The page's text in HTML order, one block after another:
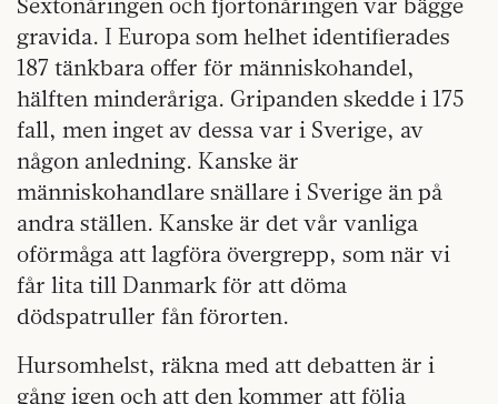
gravida. I Europa som helhet identifierades
187 tänkbara offer för människohandel,
hälften minderåriga. Gripanden skedde i 175
fall, men inget av dessa var i Sverige, av
någon anledning. Kanske är
människohandlare snällare i Sverige än på
andra ställen. Kanske är det vår vanliga
oförmåga att lagföra övergrepp, som när vi
får lita till Danmark för att döma
dödspatruller fån förorten.
Hursomhelst, räkna med att debatten är i
gång igen och att den kommer att följa